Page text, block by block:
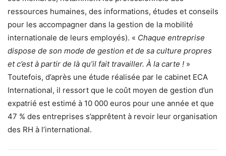
ressources humaines, des informations, études et conseils
pour les accompagner dans la gestion de la mobilité
internationale de leurs employés). « Chaque entreprise
dispose de son mode de gestion et de sa culture propres
et c’est à partir de là qu’il fait travailler. À la carte ! »
Toutefois, d’après une étude réalisée par le cabinet ECA
International, il ressort que le coût moyen de gestion d’un
expatrié est estimé à 10 000 euros pour une année et que
47 % des entreprises s’apprêtent à revoir leur organisation
des RH à l’international.